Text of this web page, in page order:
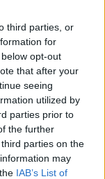
third parties, or
for
opt-out
that after your
seeing
utilized by
parties prior to
the further
parties on the
may
IAB’s List of